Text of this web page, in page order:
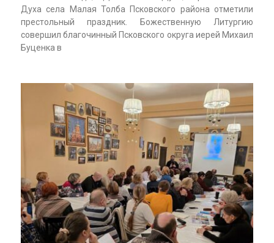
Духа села Малая Толба Псковского района отметили
престольный праздник. Божественную Литургию
совершил благочинный Псковского округа иерей Михаил
Буценка в